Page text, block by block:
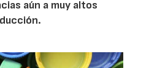
aún a muy altos